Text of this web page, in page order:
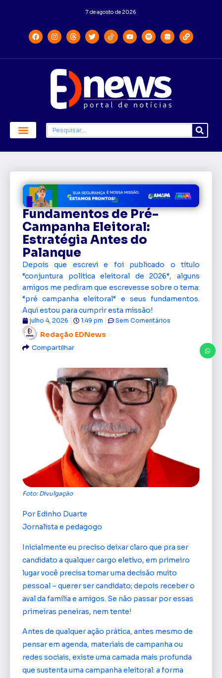
7 de agosto de 2026
Fundamentos de Pré-
Campanha Eleitoral:
Estratégia Antes do
Palanque
Depois que escrevi e foi publicado o título
“conjuntura política eleitoral de 2026“, alguns
amigos me pediram que escrevesse sobre o tema:
“pré campanha eleitoral“ e seus fundamentos.
Aqui estou para cumprir esta missão!
Redação EDNews
julho 4, 2026 1:49 pm Sem Comentários
Compartilhar
Foto: Divulgação
Por Edinho Duarte
Jornalista e pedagogo
Inicialmente eu preciso deixar claro que pra ser
candidato a qualquer cargo eletivo, em primeiro
lugar você precisa tomar uma decisão muito
pessoal – querer ser candidato; depois receber o
aval da família e amigos. Se não passar por essas
primeiras peneiras, nem tente!
Antes de qualquer ação prática, antes mesmo de
pensar em agenda, materiais de campanha ou
redes sociais, existe uma camada mais profunda
que sustenta uma campanha eleitoral: a forma